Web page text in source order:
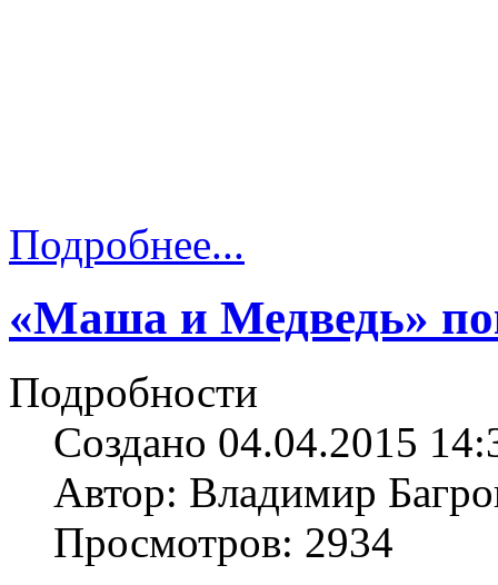
Подробнее...
«Маша и Медведь»
Подробности
Создано 04.04.2015
Автор: Владимир
Просмотров: 2934